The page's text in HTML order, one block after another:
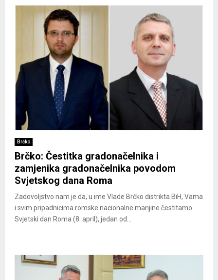
Brčko
Brčko: Čestitka gradonačelnika i
zamjenika gradonačelnika povodom
Svjetskog dana Roma
Zadovoljstvo nam je da, u ime Vlade Brčko distrikta BiH, Vama
i svim pripadnicima romske nacionalne manjine čestitamo
Svjetski dan Roma (8. april), jedan od...